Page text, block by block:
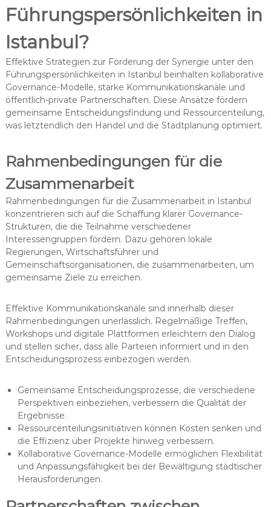
Führungspersönlichkeiten in
Istanbul?
Effektive Strategien zur Förderung der Synergie unter den
Führungspersönlichkeiten in Istanbul beinhalten kollaborative
Governance-Modelle, starke Kommunikationskanäle und
öffentlich-private Partnerschaften. Diese Ansätze fördern
gemeinsame Entscheidungsfindung und Ressourcenteilung,
was letztendlich den Handel und die Stadtplanung optimiert.
Rahmenbedingungen für die
Zusammenarbeit
Rahmenbedingungen für die Zusammenarbeit in Istanbul
konzentrieren sich auf die Schaffung klarer Governance-
Strukturen, die die Teilnahme verschiedener
Interessengruppen fördern. Dazu gehören lokale
Regierungen, Wirtschaftsführer und
Gemeinschaftsorganisationen, die zusammenarbeiten, um
gemeinsame Ziele zu erreichen.
Effektive Kommunikationskanäle sind innerhalb dieser
Rahmenbedingungen unerlässlich. Regelmäßige Treffen,
Workshops und digitale Plattformen erleichtern den Dialog
und stellen sicher, dass alle Parteien informiert und in den
Entscheidungsprozess einbezogen werden.
Gemeinsame Entscheidungsprozesse, die verschiedene
Perspektiven einbeziehen, verbessern die Qualität der
Ergebnisse.
Ressourcenteilungsinitiativen können Kosten senken und
die Effizienz über Projekte hinweg verbessern.
Kollaborative Governance-Modelle ermöglichen Flexibilität
und Anpassungsfähigkeit bei der Bewältigung städtischer
Herausforderungen.